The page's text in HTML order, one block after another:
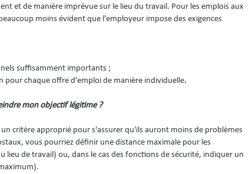
et de manière imprévue sur le lieu du travail. Pour les emplois aux
moins évident que l'employeur impose des exigences
suffisamment importants ;
chaque offre d’emploi de manière individuelle.
mon objectif légitime ?
critère approprié pour s'assurer qu'ils auront moins de problèmes
vous pourriez définir une distance maximale pour les
de travail) ou, dans le cas des fonctions de sécurité, indiquer un